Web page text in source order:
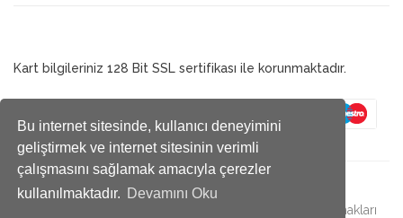
Bu internet sitesinde, kullanıcı deneyimini
geliştirmek ve internet sitesinin verimli
çalışmasını sağlamak amacıyla çerezler
kullanılmaktadır.
Devamını Oku
Kart bilgileriniz 128 Bit SSL sertifikası ile korunmaktadır.
© 2019 Antalya Çekirge bir MİRA kuruluşudur. - Bütün hakları